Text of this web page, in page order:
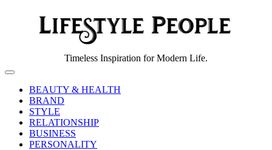
People
Timeless Inspiration for Modern Life.
Off
CanvasBEAUTY & HEALTH
BRAND
STYLE
RELATIONSHIP
BUSINESS
PERSONALITY